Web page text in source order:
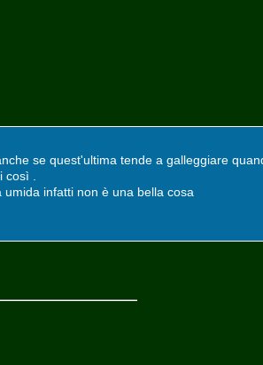
se quest'ultima tende a galleggiare
.
infatti non è una bella cosa